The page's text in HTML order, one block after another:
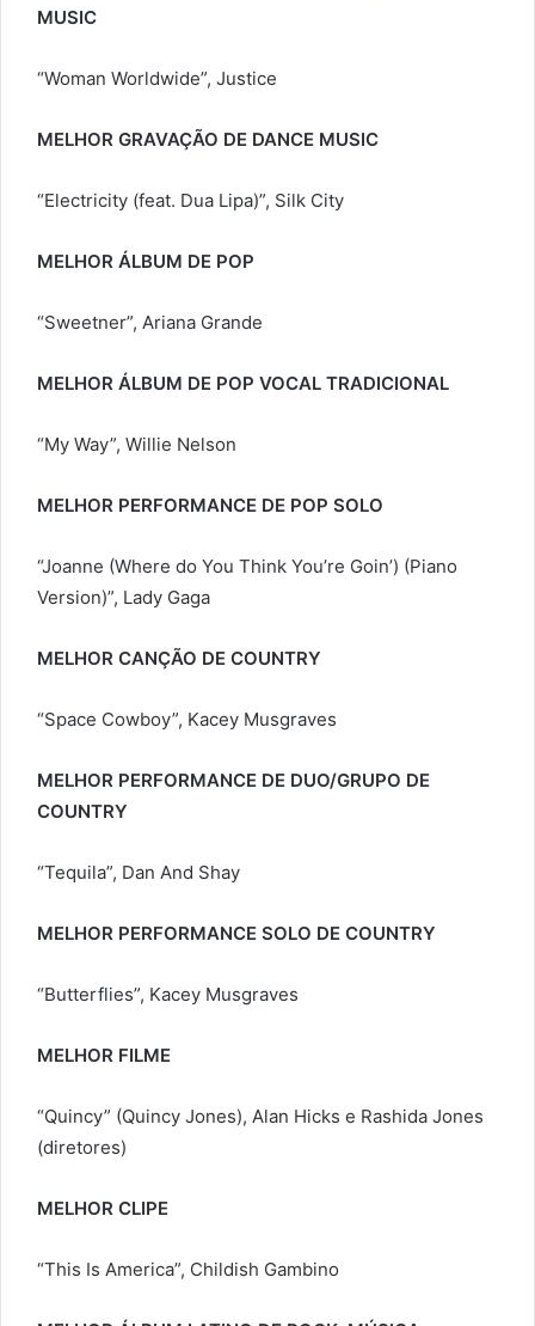
MUSIC
“Woman Worldwide”, Justice
MELHOR GRAVAÇÃO DE DANCE MUSIC
“Electricity (feat. Dua Lipa)”, Silk City
MELHOR ÁLBUM DE POP
“Sweetner”, Ariana Grande
MELHOR ÁLBUM DE POP VOCAL TRADICIONAL
“My Way”, Willie Nelson
MELHOR PERFORMANCE DE POP SOLO
“Joanne (Where do You Think You’re Goin’) (Piano
Version)”, Lady Gaga
MELHOR CANÇÃO DE COUNTRY
“Space Cowboy”, Kacey Musgraves
MELHOR PERFORMANCE DE DUO/GRUPO DE
COUNTRY
“Tequila”, Dan And Shay
MELHOR PERFORMANCE SOLO DE COUNTRY
“Butterflies”, Kacey Musgraves
MELHOR FILME
“Quincy” (Quincy Jones), Alan Hicks e Rashida Jones
(diretores)
MELHOR CLIPE
“This Is America”, Childish Gambino